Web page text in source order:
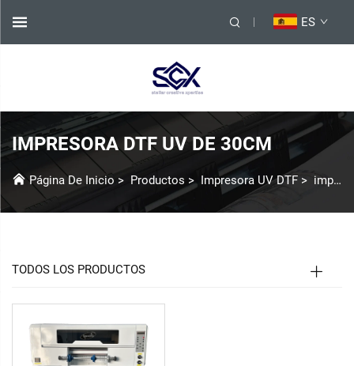
ES
IMPRESORA DTF UV DE 30CM
Página De Inicio > Productos > Impresora UV DTF > impresora UV DTF 30cm
TODOS LOS PRODUCTOS